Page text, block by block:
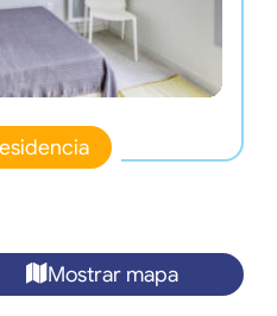
Mostrar mapa